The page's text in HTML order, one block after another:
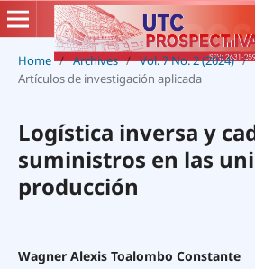
Home / Archives / Vol. 7 No. 2 (2024) /
Artículos de investigación aplicada
Logística inversa y
suministros en las
producción
Wagner Alexis Toalombo Constante